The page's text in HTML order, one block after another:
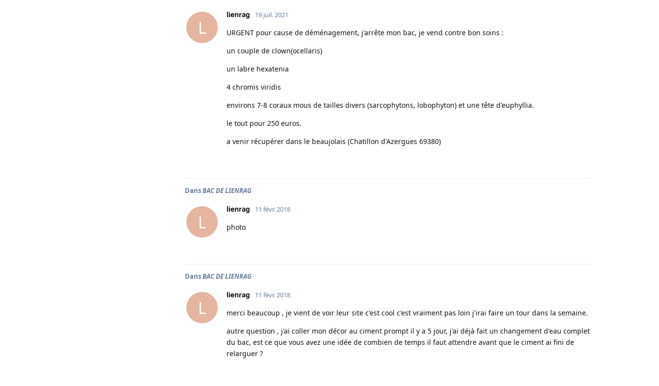
L
lienrag 19 juil. 2021
URGENT pour cause de déménagement, j'arrête mon bac, je vend contre bon soins :
un couple de clown(ocellaris)
un labre hexatenia
4 chromis viridis
environs 7-8 coraux mous de tailles divers (sarcophytons, lobophyton) et une tête d'euphyllia.
le tout pour 250 euros.
a venir récupérer dans le beaujolais (Chatillon d'Azergues 69380)
DansBAC DE LIENRAG
L
lienrag 11 févr. 2018
photo
DansBAC DE LIENRAG
L
lienrag 11 févr. 2018
merci beaucoup , je vient de voir leur site c'est cool c'est vraiment pas loin j'irai faire un tour dans la semaine.
autre question , j'ai coller mon décor au ciment prompt il y a 5 jour, j'ai déjà fait un changement d'eau complet
du bac, est ce que vous avez une idée de combien de temps il faut attendre avant que le ciment ai fini de
relarguer ?